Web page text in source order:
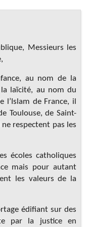
Messieurs les
au nom de la
laïcité, au nom du
de France, il
Toulouse, de Saint-
ne respectent pas les
écoles catholiques
mais pour autant
les valeurs de la
édifiant sur des
par la justice en